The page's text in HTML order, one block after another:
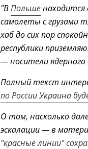
"ВПольшенаходится
самолеты с грузами
хаб до сих пор
республики
— носители
Полный текст
по России Украина
О том, насколько
эскалации — в
"красные линии"